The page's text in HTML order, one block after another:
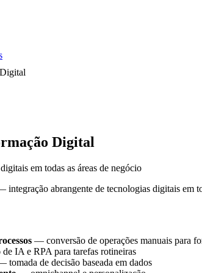
Digital
em todas as áreas de negócio
integração abrangente de tecnologias digitais em
— conversão de operações manuais para
IA e RPA para tarefas rotineiras
tomada de decisão baseada em dados